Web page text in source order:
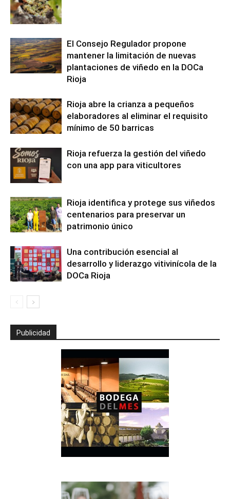
El Consejo Regulador propone
mantener la limitación de nuevas
plantaciones de viñedo en la DOCa
Rioja
Rioja abre la crianza a pequeños
elaboradores al eliminar el requisito
mínimo de 50 barricas
Rioja refuerza la gestión del viñedo
con una app para viticultores
Rioja identifica y protege sus viñedos
centenarios para preservar un
patrimonio único
Una contribución esencial al
desarrollo y liderazgo vitivinícola de la
DOCa Rioja
Publicidad